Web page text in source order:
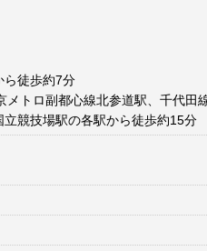
ら徒歩約7分
メトロ副都心線北参道駅、千代田
競技場駅の各駅から徒歩約15分